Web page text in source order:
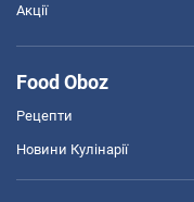
Акції
Food Oboz
Рецепти
Новини Кулінарії